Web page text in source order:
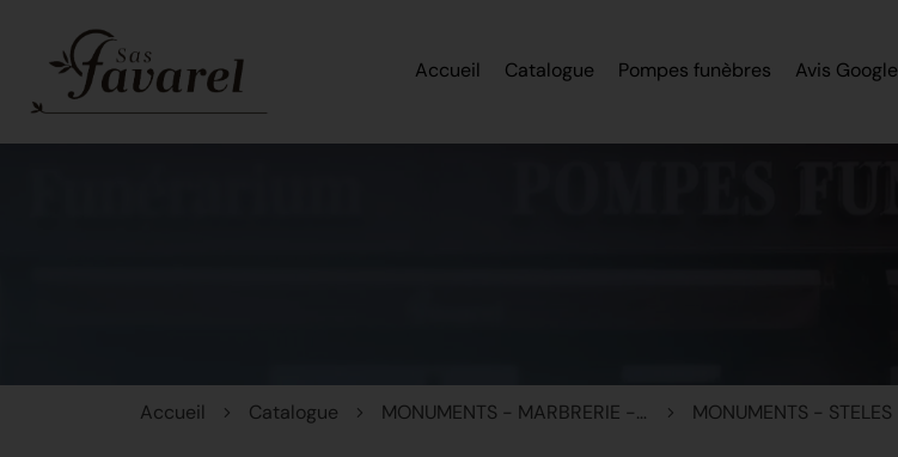
Accueil Catalogue Pompes funèbres Avis Google
Accueil Catalogue MONUMENTS - MARBRERIE - STELES MONUMENTS - STELES